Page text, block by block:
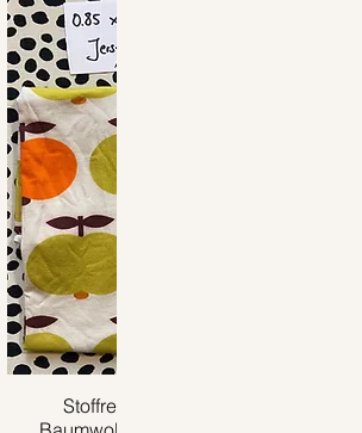
Schnellansicht
Stoffrest 0.85m x 0.35m